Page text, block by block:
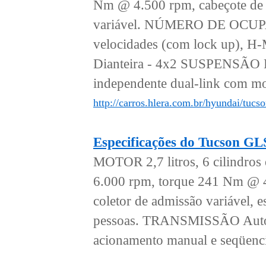
Nm @ 4.500 rpm, cabeçote
variável. NÚMERO DE
velocidades (com lock up),
Dianteira - 4x2 SUSPENSÃO
independente dual-link com
http://carros.hlera.com.br/hyundai/
Especificações do Tucson
MOTOR 2,7 litros, 6
6.000 rpm, torque 241 Nm
coletor de admissão variável,
pessoas. TRANSMISSÃO
acionamento manual e